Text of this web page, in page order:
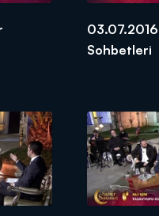
Sohbetleri